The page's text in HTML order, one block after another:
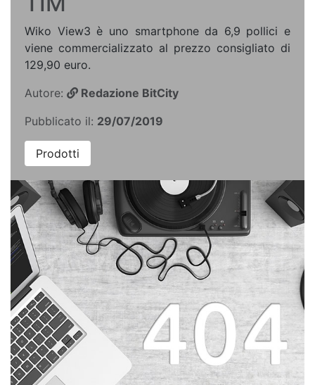
Wiko View3 è uno smartphone da 6,9 pollici e
viene commercializzato al prezzo consigliato di
129,90 euro.
Autore:
Redazione BitCity
Pubblicato il: 29/07/2019
Prodotti